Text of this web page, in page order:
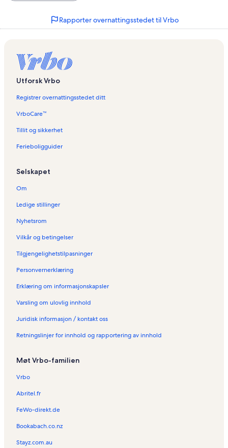
Rapporter overnattingsstedet til Vrbo
Utforsk Vrbo
Registrer overnattingsstedet ditt
VrboCare™
Tillit og sikkerhet
Ferieboligguider
Selskapet
Om
Ledige stillinger
Nyhetsrom
Vilkår og betingelser
Tilgjengelighetstilpasninger
Personvernerklæring
Erklæring om informasjonskapsler
Varsling om ulovlig innhold
Juridisk informasjon / kontakt oss
Retningslinjer for innhold og rapportering av innhold
Møt Vrbo-familien
Vrbo
Abritel.fr
FeWo-direkt.de
Bookabach.co.nz
Stayz.com.au